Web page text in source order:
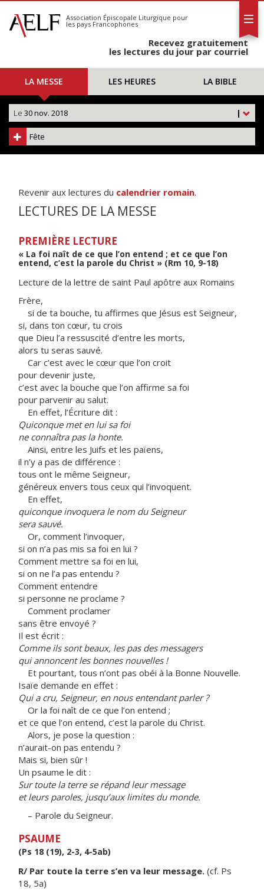
S'abonner
Calendrier
Association Épiscopale Liturgique pour
les pays Francophones
Recevez gratuitement
les lectures du jour par courriel
LA MESSE LES HEURES LA BIBLE
|
Le 30 nov. 2018
Fête
Revenir aux lectures du calendrier romain.
LECTURES DE LA MESSE
PREMIÈRE LECTURE
« La foi naît de ce que l’on entend ; et ce que l’on
entend, c’est la parole du Christ » (Rm 10, 9-18)
Lecture de la lettre de saint Paul apôtre aux Romains
Frère,
si de ta bouche, tu affirmes que Jésus est Seigneur,
si, dans ton cœur, tu crois
que Dieu l’a ressuscité d’entre les morts,
alors tu seras sauvé.
Car c’est avec le cœur que l’on croit
pour devenir juste,
c’est avec la bouche que l’on affirme sa foi
pour parvenir au salut.
En effet, l’Écriture dit :
Quiconque met en lui sa foi
ne connaîtra pas la honte.
Ainsi, entre les Juifs et les païens,
il n’y a pas de différence :
tous ont le même Seigneur,
généreux envers tous ceux qui l’invoquent.
En effet,
quiconque invoquera le nom du Seigneur
sera sauvé.
Or, comment l’invoquer,
si on n’a pas mis sa foi en lui ?
Comment mettre sa foi en lui,
si on ne l’a pas entendu ?
Comment entendre
si personne ne proclame ?
Comment proclamer
sans être envoyé ?
Il est écrit :
Comme ils sont beaux, les pas des messagers
qui annoncent les bonnes nouvelles !
Et pourtant, tous n’ont pas obéi à la Bonne Nouvelle.
Isaïe demande en effet :
Qui a cru, Seigneur, en nous entendant parler ?
Or la foi naît de ce que l’on entend ;
et ce que l’on entend, c’est la parole du Christ.
Alors, je pose la question :
n’aurait-on pas entendu ?
Mais si, bien sûr !
Un psaume le dit :
Sur toute la terre se répand leur message
et leurs paroles, jusqu’aux limites du monde.
– Parole du Seigneur.
PSAUME
(Ps 18 (19), 2-3, 4-5ab)
R/ Par toute la terre s’en va leur message. (cf. Ps
18, 5a)